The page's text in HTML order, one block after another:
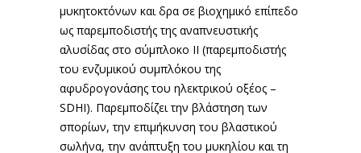
μυκητοκτόνων και δρα σε βιοχημικό επίπεδο
ως παρεμποδιστής της αναπνευστικής
αλυσίδας στο σύμπλοκο ΙΙ (παρεμποδιστής
του ενζυμικού συμπλόκου της
αφυδρογονάσης του ηλεκτρικού οξέος –
SDHI). Παρεμποδίζει την βλάστηση των
σπορίων, την επιμήκυνση του βλαστικού
σωλήνα, την ανάπτυξη του μυκηλίου και τη